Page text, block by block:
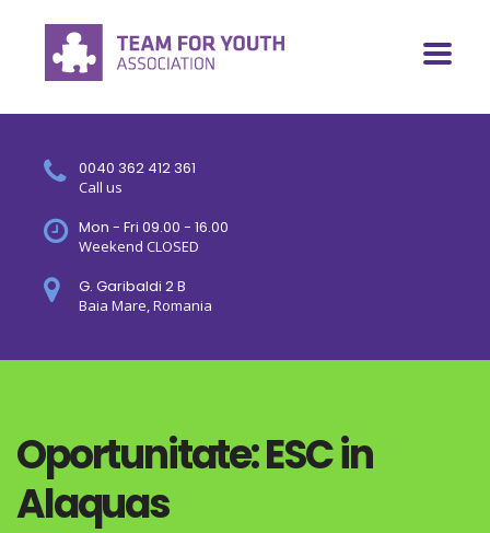
0040 362 412 361
Call us
Mon - Fri 09.00 - 16.00
Weekend CLOSED
G. Garibaldi 2 B
Baia Mare, Romania
Oportunitate: ESC in
Alaquas